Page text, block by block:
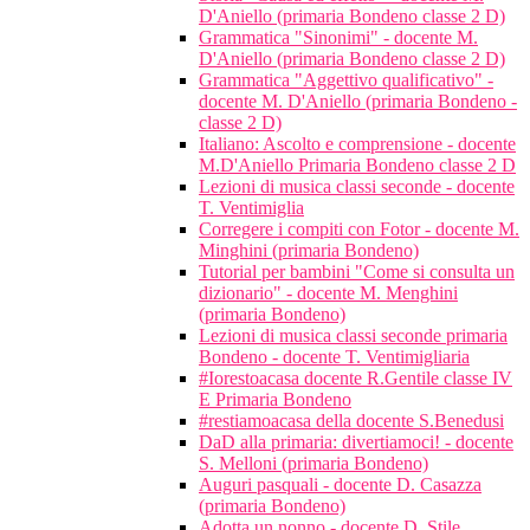
D'Aniello (primaria Bondeno classe 2 D)
Grammatica "Sinonimi" - docente M.
D'Aniello (primaria Bondeno classe 2 D)
Grammatica "Aggettivo qualificativo" -
docente M. D'Aniello (primaria Bondeno -
classe 2 D)
Italiano: Ascolto e comprensione - docente
M.D'Aniello Primaria Bondeno classe 2 D
Lezioni di musica classi seconde - docente
T. Ventimiglia
Corregere i compiti con Fotor - docente M.
Minghini (primaria Bondeno)
Tutorial per bambini "Come si consulta un
dizionario" - docente M. Menghini
(primaria Bondeno)
Lezioni di musica classi seconde primaria
Bondeno - docente T. Ventimigliaria
#Iorestoacasa docente R.Gentile classe IV
E Primaria Bondeno
#restiamoacasa della docente S.Benedusi
DaD alla primaria: divertiamoci! - docente
S. Melloni (primaria Bondeno)
Auguri pasquali - docente D. Casazza
(primaria Bondeno)